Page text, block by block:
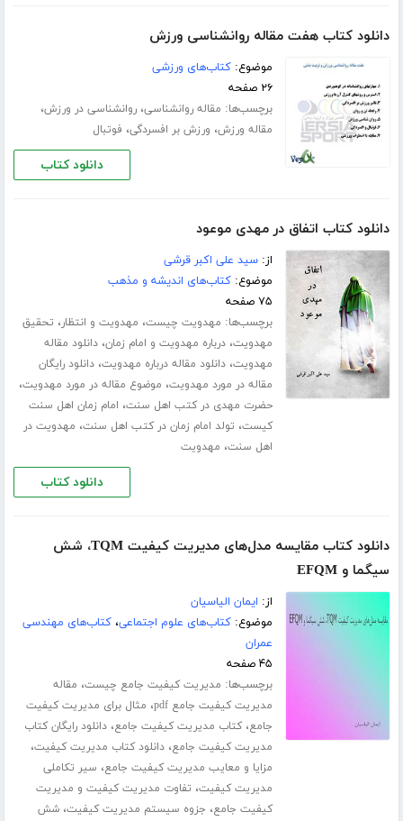
دانلود کتاب هفت مقاله روانشناسی ورزش
موضوع:کتاب‌های ورزشی
۲۶ صفحه
برچسب‌ها: مقاله روانشناسی،روانشناسی در ورزش،
مقاله ورزش، ورزش بر افسردگی، فوتبال
دانلود کتاب
دانلود کتاب اتفاق در مهدی موعود
از:سید علی اکبر قرشی
موضوع:کتاب‌های اندیشه و مذهب
۷۵ صفحه
برچسب‌ها: مهدویت چیست، مهدویت و انتظار، تحقیق
مهدویت،درباره مهدویت و امام زمان،دانلود مقاله
مهدویت،دانلود مقاله درباره مهدویت،دانلود رایگان
مقاله در مورد مهدویت، موضوع مقاله در مورد مهدویت،
حضرت مهدی در کتب اهل سنت، امام زمان اهل سنت
کیست، تولد امام زمان در کتب اهل سنت، مهدویت در
اهل سنت، مهدویت
دانلود کتاب
دانلود کتاب مقایسه مدل‌های مدیریت کیفیت TQM، شش
سیگما و EFQM
از: ایمان الیاسیان
موضوع:کتاب‌های علوم اجتماعی،کتاب‌های مهندسی
عمران
۴۵ صفحه
برچسب‌ها: مدیریت کیفیت جامع چیست، مقاله
مدیریت کیفیت جامع pdf
، مثال برای مدیریت کیفیت
جامع،کتاب مدیریت کیفیت جامع،دانلود رایگان کتاب
مدیریت کیفیت جامع،دانلود کتاب مدیریت کیفیت،
مزایا و معایب مدیریت کیفیت جامع، سیر تکاملی
مدیریت کیفیت، تفاوت مدیریت کیفیت و مدیریت
کیفیت جامع، جزوه سیستم مدیریت کیفیت،شش